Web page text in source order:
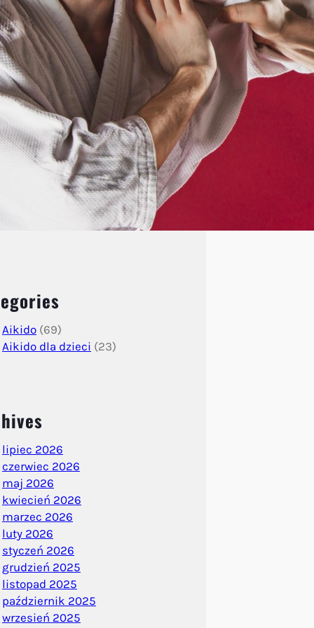
która…
Aikido (69)
Aikido dla dzieci (23)
lipiec 2026
czerwiec 2026
maj 2026
kwiecień 2026
marzec 2026
luty 2026
styczeń 2026
grudzień 2025
listopad 2025
październik 2025
wrzesień 2025